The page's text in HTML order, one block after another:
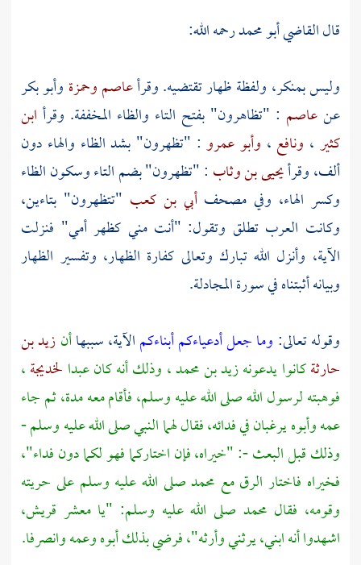
قالالقاضي أبو محمدرحمه الله:
وليس بمنكر، ولفظة ظهار تقتضيه. وقرأعاصموحمزة وأبو بكر
عنعاصم : "تظاهرون" بفتح التاء والظاء المخففة. وقرأ ابن
كثير ، ونافع ، وأبو عمرو : "تظهرون" بشد الظاء والهاء دون
ألف، وقرأيحيى بن وثاب : "تظهرون" بضم التاء وسكون الظاء
وكسر الهاء، وفي مصحفأبي بن كعب "تتظهرون" بتاءين،
وكانت العربتطلق وتقول: "أنت مني كظهر أمي" فنزلت
الآية، وأنزل الله تبارك وتعالى كفارة الظهار، وتفسير الظهار
وبيانه أثبتناه في سورة المجادلة.
وقوله تعالى: وما جعل أدعياءكم أبناءكمالآية، سببهاأنزيد بن
حارثةكانوا يدعونهزيدبنمحمد، وذلك أنه كان عبدا لخديجة،
فوهبته لرسول الله صلى الله عليه وسلم، فأقام معه مدة، ثم جاء
عمه وأبوه يرغبان في فدائه، فقال لهما النبي صلى الله عليه وسلم -
وذلك قبل البعث -: "خيراه، فإن اختاركما فهو لكما دون فداء"،
فخيراه فاختار الرق مع محمدصلى الله عليه وسلم على حريته
وقومه، فقال محمد صلى الله عليه وسلم: "يا معشر قريش،
اشهدوا أنه ابني، يرثني وأرثه"، فرضي بذلك أبوه وعمه وانصرفا.